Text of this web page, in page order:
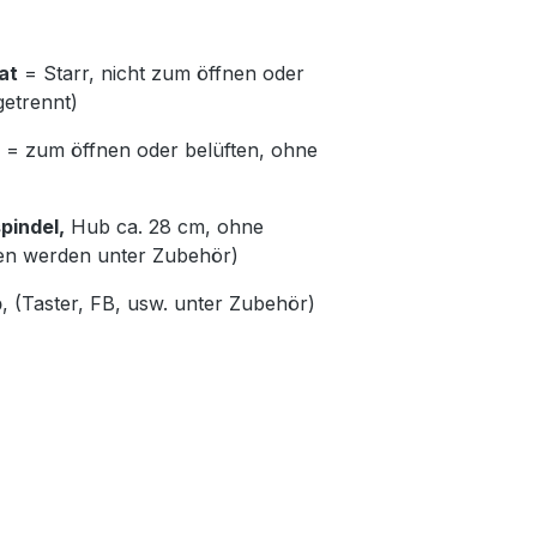
= Starr, nicht zum öffnen oder
= zum öffnen oder belüften, ohne
Hub ca. 28 cm, ohne
werden unter Zubehör)
, (Taster, FB, usw. unter Zubehör)